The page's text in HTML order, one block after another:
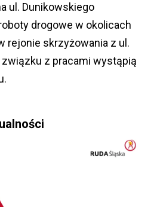
ul. Dunikowskiego
drogowe w okolicach
rejonie skrzyżowania z ul.
z pracami wystąpią